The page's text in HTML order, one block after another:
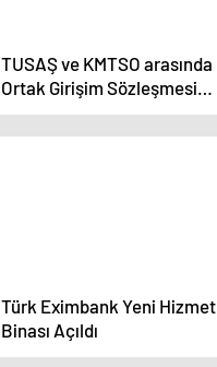
TUSAŞ ve KMTSO arasında
Ortak Girişim Sözleşmesi
imzalandı
Türk Eximbank Yeni Hizmet
Binası Açıldı